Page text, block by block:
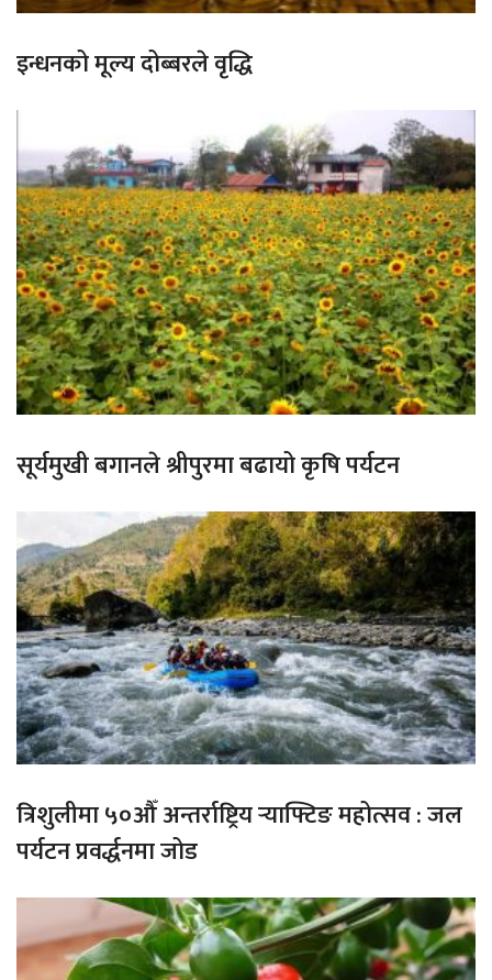
इन्धनको मूल्य दोब्बरले वृद्धि
सूर्यमुखी बगानले श्रीपुरमा बढायो कृषि पर्यटन
त्रिशुलीमा ५०औँ अन्तर्राष्ट्रिय र्‍याफ्टिङ महोत्सव : जल
पर्यटन प्रवर्द्धनमा जोड